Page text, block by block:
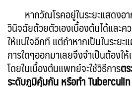
หากวัณโรคอยู่ในระยะแสดงอา
วินิจฉัยด้วยตัวเองเบื้องต้นได้และ
ให้แน่ใจอีกที แต่ถ้าหากเป็นในระยะ
การใดๆออกมาเลยจึงจำเป็นต้อง
โดยในเบื้องต้นแพทย์จะใช้วิธีการต
ระดับภูมิคุ้มกัน หรือทำ